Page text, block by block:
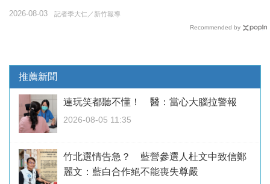
記者季大仁／新竹報導
2026-08-03
Recommended by
推薦新聞
連玩笑都聽不懂！ 醫：當心大腦拉警報
2026-08-05 11:35
竹北選情告急？ 藍營參選人杜文中致信鄭
麗文：藍白合作絕不能喪失尊嚴